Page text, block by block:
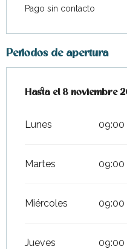
Pago sin contacto
Periodos de apertura
Del14 marzo 2026al8
Hasta el8 noviembre
Lunes 09:00
Martes 09:00
Miércoles 09:00
Jueves 09:00